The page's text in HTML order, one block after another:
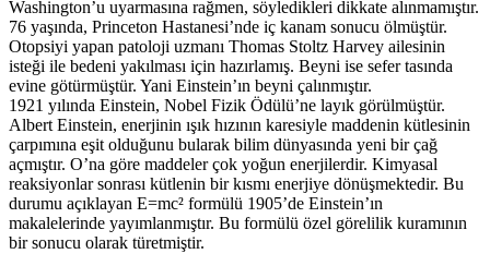
Washington’u uyarmasına rağmen, söyledikleri dikkate alınmamıştır.
76 yaşında, Princeton Hastanesi’nde iç kanam sonucu ölmüştür.
Otopsiyi yapan patoloji uzmanı Thomas Stoltz Harvey ailesinin
isteği ile bedeni yakılması için hazırlamış. Beyni ise sefer tasında
evine götürmüştür. Yani Einstein’ın beyni çalınmıştır.
1921 yılında Einstein, Nobel Fizik Ödülü’ne layık görülmüştür.
Albert Einstein, enerjinin ışık hızının karesiyle maddenin kütlesinin
çarpımına eşit olduğunu bularak bilim dünyasında yeni bir çağ
açmıştır. O’na göre maddeler çok yoğun enerjilerdir. Kimyasal
reaksiyonlar sonrası kütlenin bir kısmı enerjiye dönüşmektedir. Bu
durumu açıklayan E=mc² formülü 1905’de Einstein’ın
makalelerinde yayımlanmıştır. Bu formülü özel görelilik kuramının
bir sonucu olarak türetmiştir.